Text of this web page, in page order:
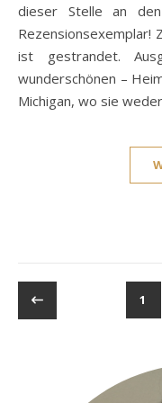
dieser Stelle an
Rezensionsexemplar!
ist gestrandet.
wunderschönen –
Michigan, wo sie
1